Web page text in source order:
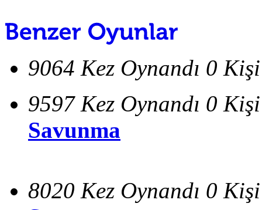
9064 Kez Oynandı 0
9597 Kez Oynandı 0
Savunma
8020 Kez Oynandı 0